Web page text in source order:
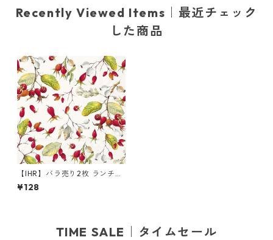
Recently Viewed Items｜最近チェック
した商品
【IHR】バラ売り2枚 ランチサ
イズ ペーパーナプキン ROSE
HIPS クリーム
¥128
TIME SALE｜タイムセール